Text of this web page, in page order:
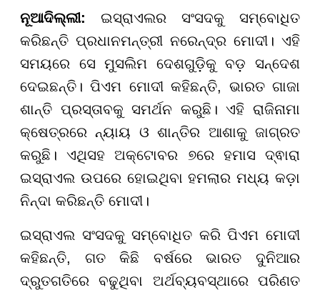
ନୂଆଦିଲ୍ଲୀ: ଇସ୍ରାଏଲର ସଂସଦକୁ ସମ୍ବୋଧିତ
କରିଛନ୍ତି ପ୍ରଧାନମନ୍ତ୍ରୀ ନରେନ୍ଦ୍ର ମୋଦୀ। ଏହି
ସମୟରେ ସେ ମୁସଲିମ ଦେଶଗୁଡ଼ିକୁ ବଡ଼ ସନ୍ଦେଶ
ଦେଇଛନ୍ତି। ପିଏମ ମୋଦୀ କହିଛନ୍ତି, ଭାରତ ଗାଜା
ଶାନ୍ତି ପ୍ରସ୍ତାବକୁ ସମର୍ଥନ କରୁଛି। ଏହି ରାଜିନାମା
କ୍ଷେତ୍ରରେ ନ୍ୟାୟ ଓ ଶାନ୍ତିର ଆଶାକୁ ଜାଗ୍ରତ
କରୁଛି। ଏଥିସହ ଅକ୍ଟୋବର ୭ରେ ହମାସ ଦ୍ଵାରା
ଇସ୍ରାଏଲ ଉପରେ ହୋଇଥିବା ହମଲାର ମଧ୍ୟ କଡ଼ା
ନିନ୍ଦା କରିଛନ୍ତି ମୋଦୀ।
ଇସ୍ରାଏଲ ସଂସଦକୁ ସମ୍ବୋଧିତ କରି ପିଏମ ମୋଦୀ
କହିଛନ୍ତି, ଗତ କିଛି ବର୍ଷରେ ଭାରତ ଦୁନିଆର
ଦ୍ରୁତଗତିରେ ବଢୁଥିବା ଅର୍ଥବ୍ୟବସ୍ଥାରେ ପରିଣତ